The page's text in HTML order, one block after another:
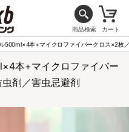
商品検索 カート
500ml×4本+マイクロファイバークロス×2枚
本+マイクロファイバー
剤／害虫忌避剤